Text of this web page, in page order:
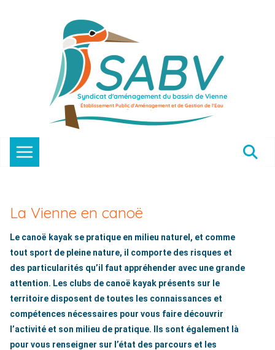
La Vienne en canoë
Le canoë kayak se pratique en milieu naturel, et comme
tout sport de pleine nature, il comporte des risques et
des particularités qu’il faut appréhender avec une grande
attention. Les clubs de canoë kayak présents sur le
territoire disposent de toutes les connaissances et
compétences nécessaires pour vous faire découvrir
l’activité et son milieu de pratique. Ils sont également là
pour vous renseigner sur l’état des parcours et les